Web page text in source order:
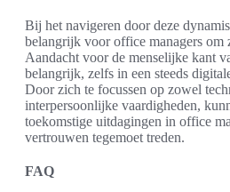
Bij het navigeren door deze
belangrijk voor office managers om
Aandacht voor de menselijke kant
belangrijk, zelfs in een steeds
Door zich te focussen op zowel
interpersoonlijke vaardigheden,
toekomstige uitdagingen in office
vertrouwen tegemoet treden.
FAQ